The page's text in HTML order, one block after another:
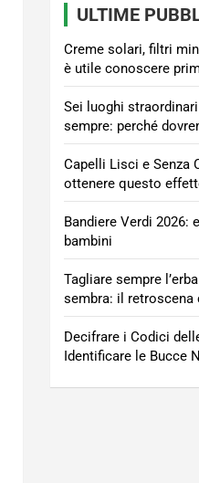
ULTIME
Creme solari, filtri
è utile conoscere
Sei luoghi
sempre: perché
Capelli Lisci e Senza
ottenere questo
Bandiere Verdi 2026:
bambini
Tagliare sempre
sembra: il
Decifrare i Codici
Identificare le Bucce